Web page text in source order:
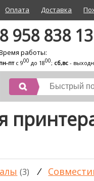
Оплата Доставка
8 958 838
работы:
пн-птс 900 до 1800; сб,вс -
(3) /